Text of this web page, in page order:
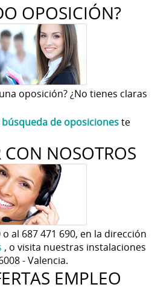
OPOSICIÓN?
oposición? ¿No tienes claras
de oposicioneste
NOSOTROS
al 687 471 690, en la dirección
, o visita nuestras instalaciones
- Valencia.
EMPLEO